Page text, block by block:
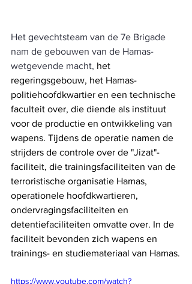
Het gevechtsteam van de 7e Brigade
nam de gebouwen van de Hamas-
wetgevende macht, het
regeringsgebouw, het Hamas-
politiehoofdkwartier en een technische
faculteit over, die diende als instituut
voor de productie en ontwikkeling van
wapens. Tijdens de operatie namen de
strijders de controle over de "Jizat"-
faciliteit, die trainingsfaciliteiten van de
terroristische organisatie Hamas,
operationele hoofdkwartieren,
ondervragingsfaciliteiten en
detentiefaciliteiten omvatte over. In de
faciliteit bevonden zich wapens en
trainings- en studiemateriaal van Hamas.
https://www.youtube.com/watch?